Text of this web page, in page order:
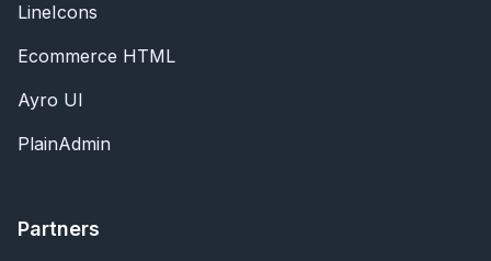
LineIcons
Ecommerce HTML
Ayro UI
PlainAdmin
Partners